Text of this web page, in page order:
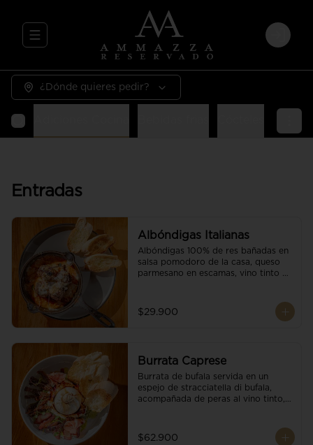
Abrir menu de navegación Login
¿Dónde quieres pedir?
Entradas
Albóndigas Italianas
Albóndigas 100% de res bañadas en
salsa pomodoro de la casa, queso
parmesano en escamas, vino tinto y
$29.900
Burrata Caprese
Burrata de bufala servida en un
espejo de stracciatella di bufala,
acompañada de peras al vino tinto,
pesto y reducción de balsámico.
$62.900